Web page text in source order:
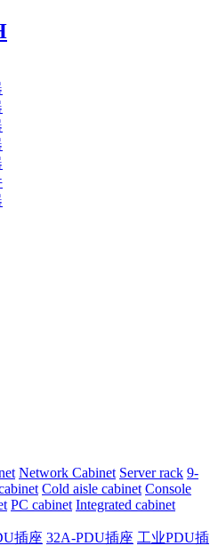
Network Cabinet Server rack 9-
Cold aisle cabinet Console
PC cabinet Integrated cabinet
插座 32A-PDU插座 工业PDU插